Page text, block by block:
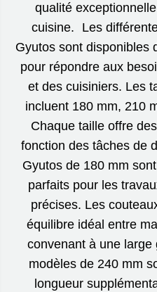
qualité
cuisine. Les
Gyutos sont disponibles
pour répondre aux
et des cuisiniers. Les
incluent 180 mm, 210
Chaque taille offre
fonction des tâches de
Gyutos de 180 mm
parfaits pour les
précises. Les
équilibre idéal entre
convenant à une
modèles de 240 mm
longueur